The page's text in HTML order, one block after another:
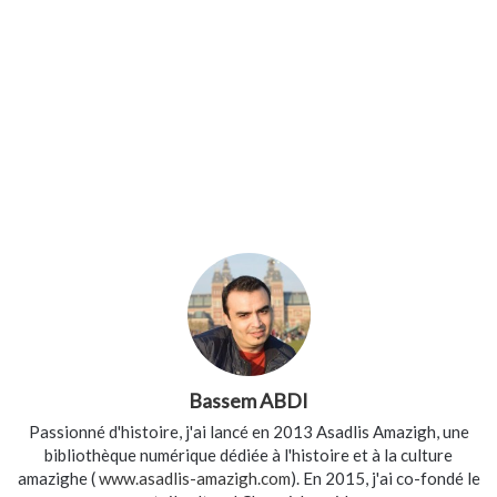
Bassem ABDI
Passionné d'histoire, j'ai lancé en 2013 Asadlis Amazigh, une
bibliothèque numérique dédiée à l'histoire et à la culture
amazighe (www.asadlis-amazigh.com). En 2015, j'ai co-fondé le